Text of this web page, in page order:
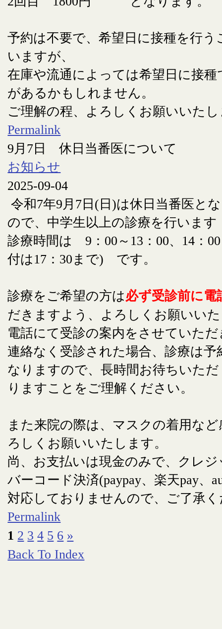
予約は不要で、希望日に接種を行う
いますが、
在庫や流通によっては希望日に接
があるかもしれません。
ご理解の程、よろしくお願いいた
Permalink
9月7日 休日当番医について
お知らせ
2025-09-04
令和7年9月7日(日)は休日当番医と
ので、中学生以上の診療を行います
診療時間は 9：00～13：00、14：
付は17：30まで) です。
診療をご希望の方は必ず受診前に電
だきますよう、よろしくお願いい
電話にて受診の案内をさせていた
連絡なく受診された場合、診療は予
なりますので、長時間お待ちいた
りますことをご理解ください。
また来院の際は、マスクの着用な
ろしくお願いいたします。
尚、お支払いは現金のみで、クレ
バーコード決済(paypay、楽天pay、
対応しておりませんので、ご了承
Permalink
1 2 3 4 5 6 »
Back To Index